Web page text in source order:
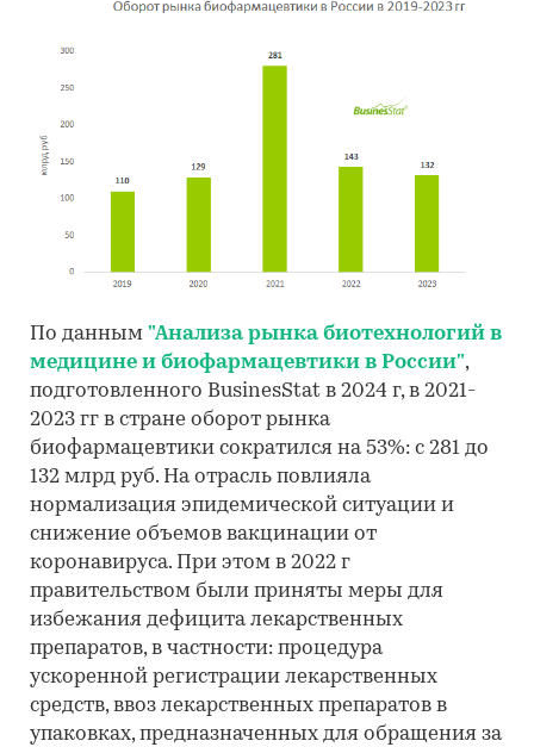
По данным "Анализа рынка биотехнологий в
медицине и биофармацевтики в России",
подготовленного BusinesStat в 2024 г, в 2021-
2023 гг в стране оборот рынка
биофармацевтики сократился на 53%: с 281 до
132 млрд руб. На отрасль повлияла
нормализация эпидемической ситуации и
снижение объемов вакцинации от
коронавируса. При этом в 2022 г
правительством были приняты меры для
избежания дефицита лекарственных
препаратов, в частности: процедура
ускоренной регистрации лекарственных
средств, ввоз лекарственных препаратов в
упаковках, предназначенных для обращения за